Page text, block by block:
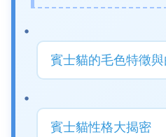
賓士貓的毛色特徵
賓士貓性格大揭密